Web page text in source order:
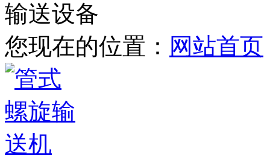
输送设备
您现在的位置： 网站首页